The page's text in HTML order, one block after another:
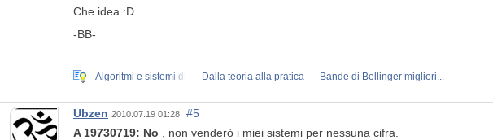
Che idea :D
-BB-
Algoritmi e sistemi di Dalla teoria alla pratica Bande di Bollinger migliori...
Ubzen 2010.07.19 01:28
#5
A 19730719: No
, non venderò i miei sistemi per nessuna cifra.